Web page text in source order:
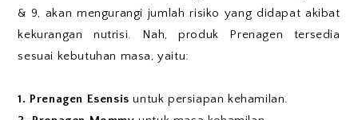
& 9, akan mengurangi jumlah risiko yang didapat akibat
kekurangan nutrisi. Nah, produk Prenagen tersedia
sesuai kebutuhan masa, yaitu:
1. Prenagen Esensis untuk persiapan kehamilan.